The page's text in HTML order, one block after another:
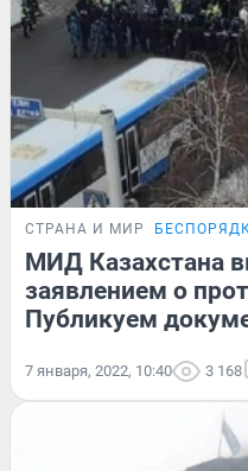
СТРАНА И МИР
МИД Казахстана
заявлением о
Публикуем
7 января, 2022, 10:40 3 168